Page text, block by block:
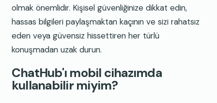
olmak önemlidir. Kişisel güvenliğinize dikkat edin,
hassas bilgileri paylaşmaktan kaçının ve sizi rahatsız
eden veya güvensiz hissettiren her türlü
konuşmadan uzak durun.
ChatHub'ı mobil cihazımda
kullanabilir miyim?